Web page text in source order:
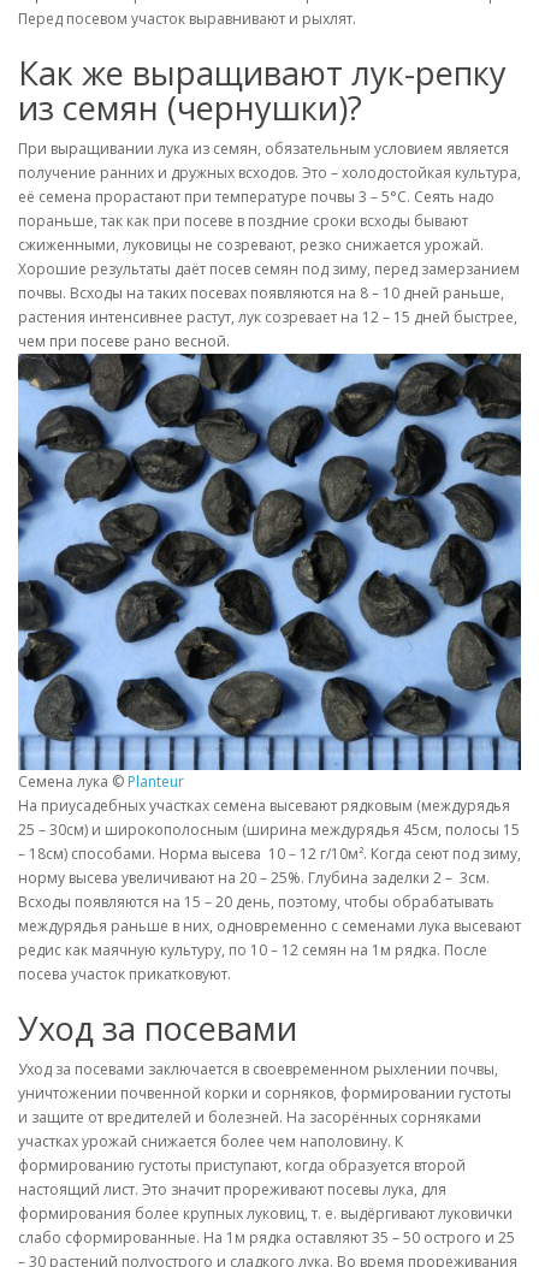
Перед посевом участок выравнивают и рыхлят.
Как же выращивают лук-репку
из семян (чернушки)?
При выращивании лука из семян, обязательным условием является
получение ранних и дружных всходов. Это – холодостойкая культура,
её семена прорастают при температуре почвы 3 – 5°C. Сеять надо
пораньше, так как при посеве в поздние сроки всходы бывают
сжиженными, луковицы не созревают, резко снижается урожай.
Хорошие результаты даёт посев семян под зиму, перед замерзанием
почвы. Всходы на таких посевах появляются на 8 – 10 дней раньше,
растения интенсивнее растут, лук созревает на 12 – 15 дней быстрее,
чем при посеве рано весной.
Семена лука © Planteur
На приусадебных участках семена высевают рядковым (междурядья
25 – 30см) и широкополосным (ширина междурядья 45см, полосы 15
– 18см) способами. Норма высева 10 – 12 г/10м². Когда сеют под зиму,
норму высева увеличивают на 20 – 25%. Глубина заделки 2 – 3см.
Всходы появляются на 15 – 20 день, поэтому, чтобы обрабатывать
междурядья раньше в них, одновременно с семенами лука высевают
редис как маячную культуру, по 10 – 12 семян на 1м рядка. После
посева участок прикатковуют.
Уход за посевами
Уход за посевами заключается в своевременном рыхлении почвы,
уничтожении почвенной корки и сорняков, формировании густоты
и защите от вредителей и болезней. На засорённых сорняками
участках урожай снижается более чем наполовину. К
формированию густоты приступают, когда образуется второй
настоящий лист. Это значит прореживают посевы лука, для
формирования более крупных луковиц, т. е. выдёргивают луковички
слабо сформированные. На 1м рядка оставляют 35 – 50 острого и 25
– 30 растений полуострого и сладкого лука. Во время прореживания